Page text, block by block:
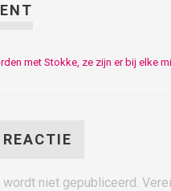
met Stokke, ze zijn er bij elke
niet gepubliceerd.